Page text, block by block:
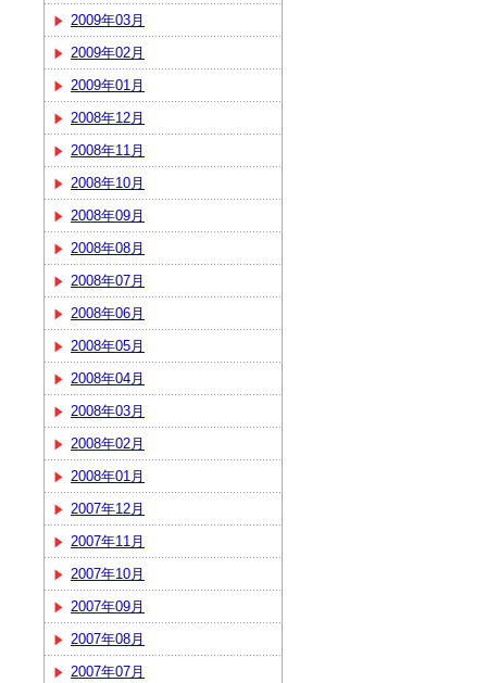
2009年03月
2009年02月
2009年01月
2008年12月
2008年11月
2008年10月
2008年09月
2008年08月
2008年07月
2008年06月
2008年05月
2008年04月
2008年03月
2008年02月
2008年01月
2007年12月
2007年11月
2007年10月
2007年09月
2007年08月
2007年07月